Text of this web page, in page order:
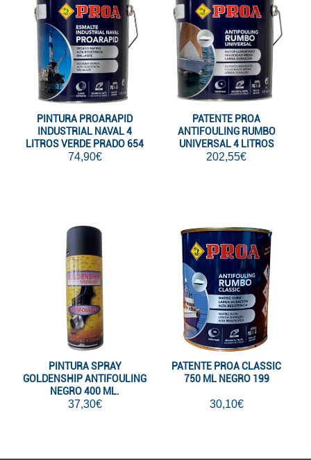
PINTURA PROARAPID
INDUSTRIAL NAVAL 4
LITROS VERDE PRADO 654
74,90€
PATENTE PROA
ANTIFOULING RUMBO
UNIVERSAL 4 LITROS
NEGRO 199
202,55€
PINTURA SPRAY
GOLDENSHIP ANTIFOULING
NEGRO 400 ML.
37,30€
PATENTE PROA CLASSIC
750 ML NEGRO 199
30,10€